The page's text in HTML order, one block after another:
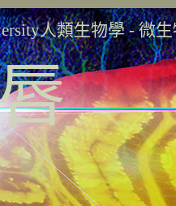
人類生物學 - 微